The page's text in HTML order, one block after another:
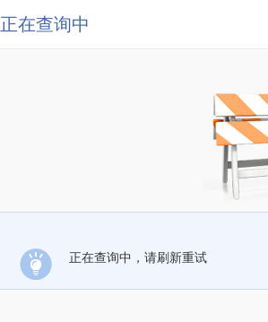
正在查询中
正在查询中，请刷新重试